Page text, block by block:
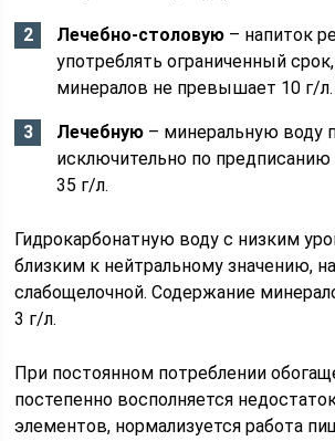
Лечебно-столовую – напиток
употреблять ограниченный
минералов не превышает 10 г/л.
Лечебную – минеральную воду
исключительно по предписанию
35 г/л.
Гидрокарбонатную воду с низким
близким к нейтральному значению,
слабощелочной. Содержание
3 г/л.
При постоянном потреблении
постепенно восполняется
элементов, нормализуется работа